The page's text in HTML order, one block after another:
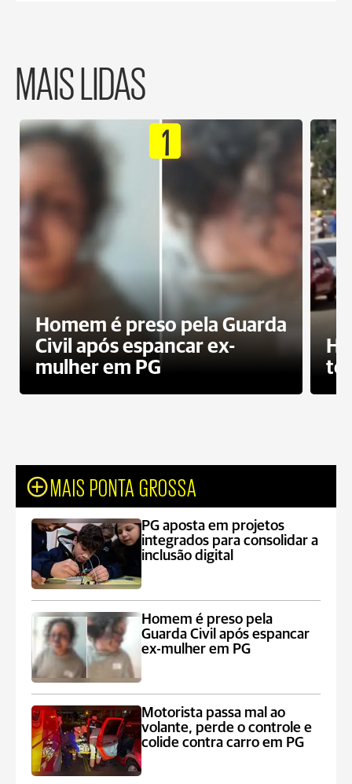
MAIS LIDAS
1
Homem é preso pela Guarda
Civil após espancar ex-
mulher em PG
MAIS PONTA GROSSA
PG aposta em projetos
integrados para consolidar a
inclusão digital
Homem é preso pela
Guarda Civil após espancar
ex-mulher em PG
Motorista passa mal ao
volante, perde o controle e
colide contra carro em PG